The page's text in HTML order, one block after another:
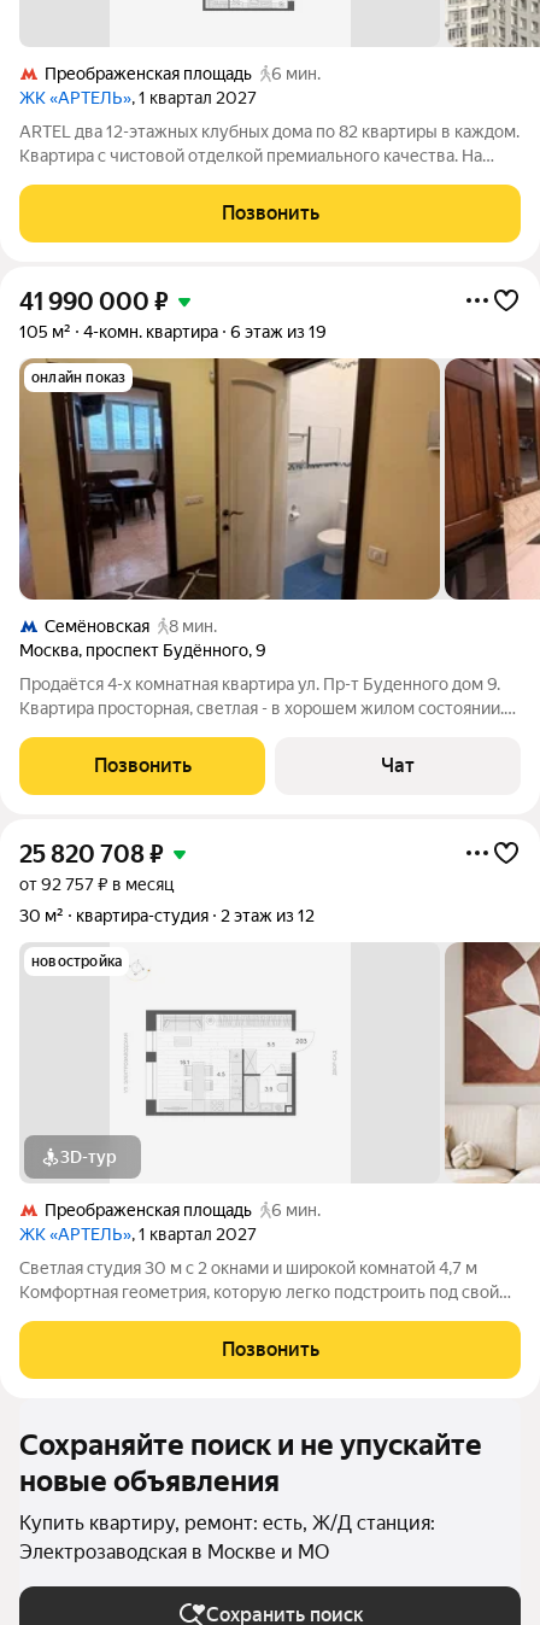
Преображенская площадь
6 мин.
ЖК «АРТЕЛЬ», 1 квартал 2027
ARTEL два 12-этажных клубных дома по 82 квартиры в каждом.
Квартира с чистовой отделкой премиального качества. На
Особенности: Консьерж-сервис премиального уровня: ваших
гостей встретят и
Позвонить
41 990 000 ₽
105 м² 4-комн. квартира 6 этаж из 19
онлайн показ
Семёновская
8 мин.
Москва, проспект Будённого,9
Продаётся 4-х комнатная квартира ул. Пр-т Буденного дом 9.
Квартира просторная, светлая - в хорошем жилом состоянии.
г. постройки. Высокие потолки. Общая площадь квартиры - 105
кв.м. Большая
Позвонить Чат
25 820 708₽
от 92 757 ₽ в месяц
30 м²
квартира-студия 2 этаж из 12
новостройка
3D-тур
Преображенская площадь
6 мин.
ЖК «АРТЕЛЬ», 1 квартал 2027
Светлая студия 30 м с 2 окнами и широкой комнатой 4,7 м
Комфортная геометрия, которую легко подстроить под свой
отделки Компактно
Позвонить
Сохраняйте поиск и не упускайте
новые объявления
Купить квартиру, ремонт: есть, Ж/Д станция:
Электрозаводская в Москве и МО
Сохранить поиск